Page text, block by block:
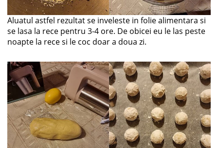
Aluatul astfel rezultat se inveleste in folie alimentara si
se lasa la rece pentru 3-4 ore. De obicei eu le las peste
noapte la rece si le coc doar a doua zi.